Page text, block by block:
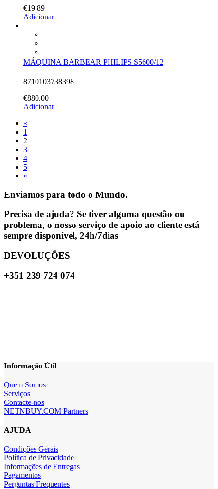
€19.89
Adicionar
MÁQUINA BARBEAR PHILIPS S5600/12
8710103738398
€880.00
Adicionar
«
1
2
3
4
5
»
Enviamos para todo o Mundo.
Precisa de ajuda? Se tiver alguma questão ou
problema, o nosso serviço de apoio ao cliente está
sempre disponível, 24h/7dias
DEVOLUÇÕES
+351 239 724 074
Informação Útil
Quem Somos
Serviços
Contacte-nos
NETNBUY.COM Partners
AJUDA
Condições Gerais
Política de Privacidade
Informações de Entregas
Pagamentos
Perguntas Frequentes